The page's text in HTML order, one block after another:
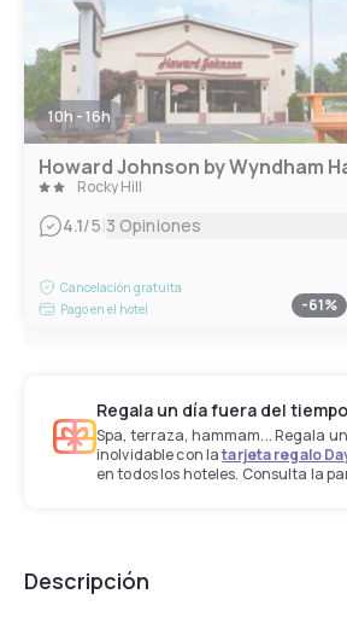
10h - 16h
Rocky Hill
4.1/5|3 Opiniones
Cancelación gratuita
Pago en el hotel
-61%
Regala un día fuera del tiempo
Spa, terraza, hammam... Regala
inolvidable con latarjeta regalo
en todos los hoteles. Consulta la
Descripción